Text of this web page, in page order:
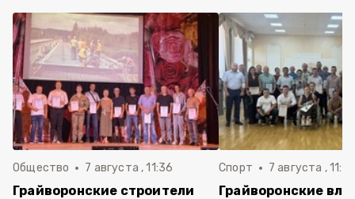
Общество 7 августа , 11:36
Грайворонские строители
Спорт 7 августа ,
Грайворонские